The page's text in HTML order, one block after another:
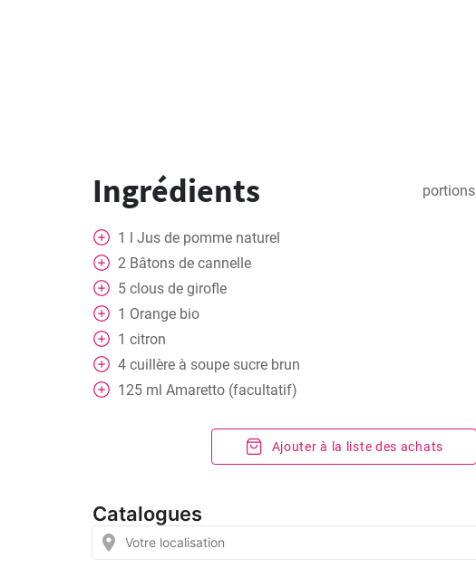
Ingrédients portions
1 l Jus de pomme naturel
2 Bâtons de cannelle
5 clous de girofle
1 Orange bio
1 citron
4 cuillère à soupe sucre brun
125 ml Amaretto (facultatif)
Ajouter à la liste des achats